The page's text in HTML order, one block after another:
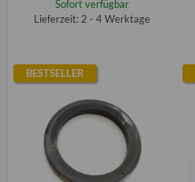
Sofort verfügbar
Lieferzeit: 2 - 4 Werktage
BESTSELLER